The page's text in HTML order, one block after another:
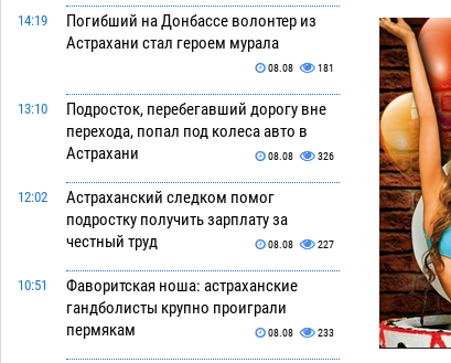
14:19
Погибший на Донбассе волонтер из
Астрахани стал героем мурала
08.08 181
13:10
Подросток, перебегавший дорогу вне
перехода, попал под колеса авто в
Астрахани
08.08 326
12:02
Астраханский следком помог
подростку получить зарплату за
честный труд
08.08 227
10:51
Фаворитская ноша: астраханские
гандболисты крупно проиграли
пермякам
08.08 233